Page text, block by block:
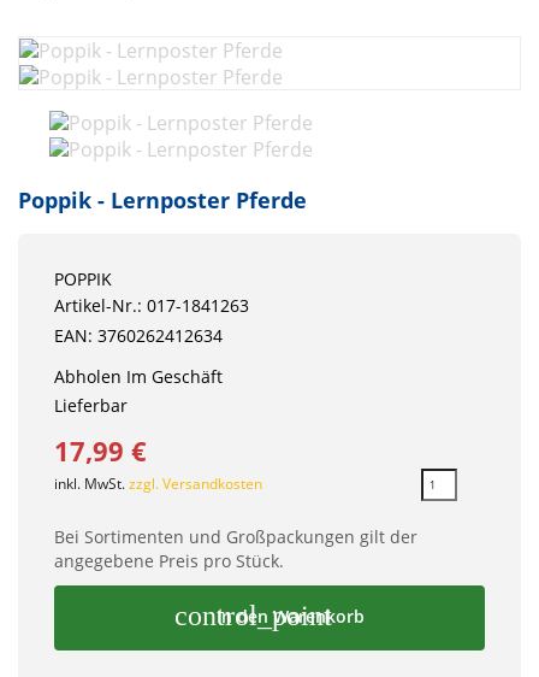
Poppik - Lernposter Pferde
POPPIK
Artikel-Nr.: 017-1841263
EAN: 3760262412634
Abholen Im Geschäft
Lieferbar
17,99 €
inkl. MwSt.zzgl. Versandkosten
Bei Sortimenten und Großpackungen gilt der
angegebene Preis pro Stück.
control_point
In den Warenkorb